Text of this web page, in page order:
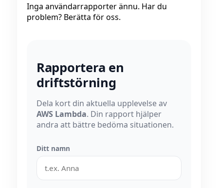
Inga användarrapporter ännu. Har du
problem? Berätta för oss.
Rapportera en
driftstörning
Dela kort din aktuella upplevelse av
AWS Lambda. Din rapport hjälper
andra att bättre bedöma situationen.
Ditt namn